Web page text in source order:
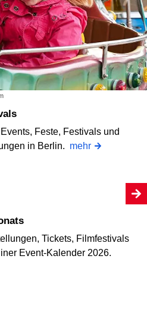
Feste, Festivals und
in Berlin. mehr
Tickets, Filmfestivals
Event-Kalender 2026.